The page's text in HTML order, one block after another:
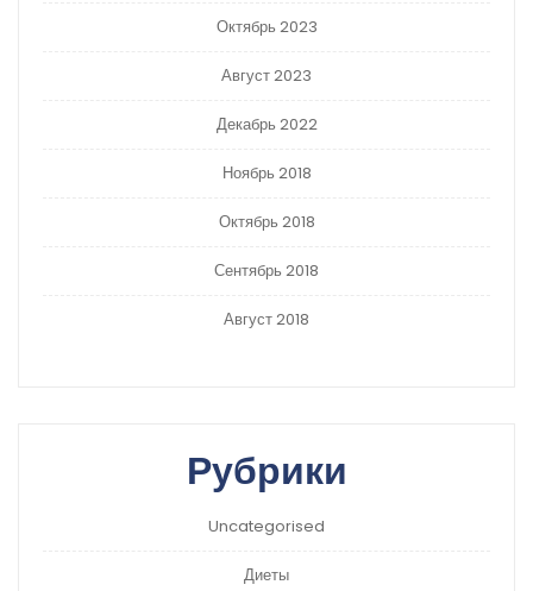
Октябрь 2023
Август 2023
Декабрь 2022
Ноябрь 2018
Октябрь 2018
Сентябрь 2018
Август 2018
Рубрики
Uncategorised
Диеты